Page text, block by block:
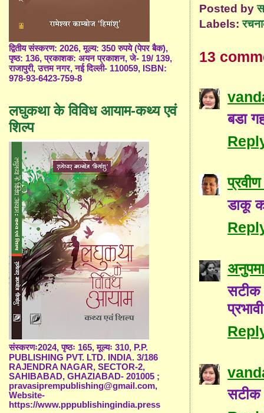
Posted by
Labels:
13
बडा
डाकू
सटीक
सटीक
द्वितीय संस्करण: 2026, मूल्य: 350 रुपये (पेपर बैक),
पृष्ठ: 136, प्रकाशक: अयन प्रकाशन, जे- 19/ 139,
राजापुरी, उत्तम नगर, नई दिल्ली- 110059, ISBN:
978-93-6423-759-8
लघुकथा के विविध आयाम-कथ्य एवं
शिल्प
संस्करणः2024, पृष्ठः 165, मूल्यः 310, P.P.
PUBLISHING PVT. LTD. INDIA. 3/186
RAJENDRA NAGAR, SECTOR-2,
SAHIBABAD, GHAZIABAD- 201005 ;
pravasiprempublishing@gmail.com,
Website-
https://www.pppublishingindia.press